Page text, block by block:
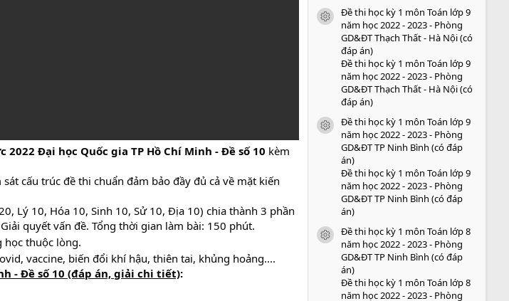
Đại học Quốc gia TP Hồ Chí Minh - Đề số 10 kèm
cấu trúc đề thi chuẩn đảm bảo đầy đủ cả về mặt kiến
Lý 10, Hóa 10, Sinh 10, Sử 10, Địa 10) chia thành 3 phần
quyết vấn đề. Tổng thời gian làm bài: 150 phút.
học thuộc lòng.
vaccine, biến đổi khí hậu, thiên tai, khủng hoảng....
- Đề số 10 (đáp án, giải chi tiết):
icon tài liệu
Đề thi học kỳ 1 môn Toán lớp 9
năm học 2022 - 2023 - Phòng
GD&ĐT Thạch Thất - Hà Nội (có
đáp án)
Đề thi học kỳ 1 môn Toán lớp 9
năm học 2022 - 2023 - Phòng
GD&ĐT Thạch Thất - Hà Nội (có
đáp án)
icon tài liệu
Đề thi học kỳ 1 môn Toán lớp 9
năm học 2022 - 2023 - Phòng
GD&ĐT TP Ninh Bình (có đáp
án)
Đề thi học kỳ 1 môn Toán lớp 9
năm học 2022 - 2023 - Phòng
GD&ĐT TP Ninh Bình (có đáp
án)
icon tài liệu
Đề thi học kỳ 1 môn Toán lớp 8
năm học 2022 - 2023 - Phòng
GD&ĐT TP Ninh Bình (có đáp
án)
Đề thi học kỳ 1 môn Toán lớp 8
năm học 2022 - 2023 - Phòng